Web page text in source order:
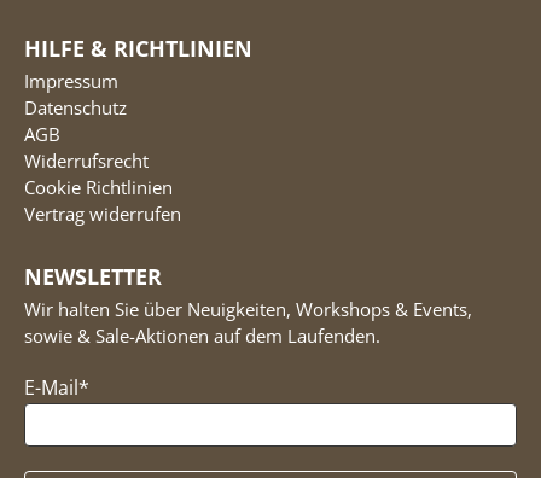
HILFE & RICHTLINIEN
Impressum
Datenschutz
AGB
Widerrufsrecht
Cookie Richtlinien
Vertrag widerrufen
NEWSLETTER
Wir halten Sie über Neuigkeiten, Workshops & Events,
sowie & Sale-Aktionen auf dem Laufenden.
E-Mail*